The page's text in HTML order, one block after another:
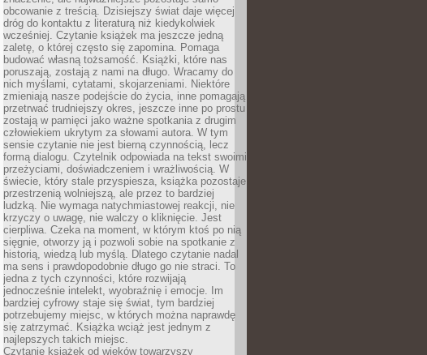
obcowanie z treścią. Dzisiejszy świat daje więcej
dróg do kontaktu z literaturą niż kiedykolwiek
wcześniej. Czytanie książek ma jeszcze jedną
zaletę, o której często się zapomina. Pomaga
budować własną tożsamość. Książki, które nas
poruszają, zostają z nami na długo. Wracamy do
nich myślami, cytatami, skojarzeniami. Niektóre
zmieniają nasze podejście do życia, inne pomagają
przetrwać trudniejszy okres, jeszcze inne po prostu
zostają w pamięci jako ważne spotkania z drugim
człowiekiem ukrytym za słowami autora. W tym
sensie czytanie nie jest bierną czynnością, lecz
formą dialogu. Czytelnik odpowiada na tekst swoimi
przeżyciami, doświadczeniem i wrażliwością. W
świecie, który stale przyspiesza, książka pozostaje
przestrzenią wolniejszą, ale przez to bardziej
ludzką. Nie wymaga natychmiastowej reakcji, nie
krzyczy o uwagę, nie walczy o kliknięcie. Jest
cierpliwa. Czeka na moment, w którym ktoś po nią
sięgnie, otworzy ją i pozwoli sobie na spotkanie z
historią, wiedzą lub myślą. Dlatego czytanie nadal
ma sens i prawdopodobnie długo go nie straci. To
jedna z tych czynności, które rozwijają
jednocześnie intelekt, wyobraźnię i emocje. Im
bardziej cyfrowy staje się świat, tym bardziej
potrzebujemy miejsc, w których można naprawdę
się zatrzymać. Książka wciąż jest jednym z
najlepszych takich miejsc.
Czytanie książek od wieków towarzyszy